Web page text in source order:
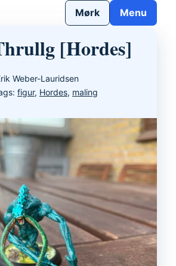
Mørk Menu
[Hordes]
Weber-Lauridsen
figur, Hordes, maling